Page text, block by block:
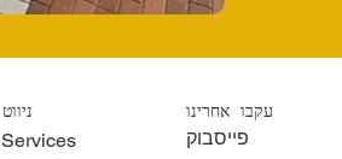
ניווט
Services
עקבו אחרינו
פייסבוק